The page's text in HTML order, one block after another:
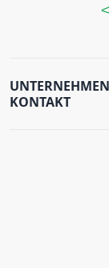
UNTERNEHMEN
KONTAKT